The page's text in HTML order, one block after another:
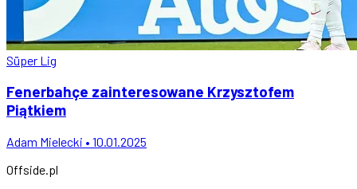
Süper Lig
Fenerbahçe zainteresowane Krzysztofem
Piątkiem
Adam Mielecki • 10.01.2025
Offside.pl